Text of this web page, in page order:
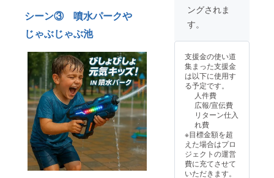
シーン③ 噴水パークや
じゃぶじゃぶ池
況、製
造工程
より出
荷時期
が遅れ
る場合
があり
ます。
ウォー
ターガ
ン一4丁
販売予
定価格
能性も
ござい
ます。
※デザイ
ン・仕
様は変
更にな
る可能
性もご
ざいま
す。ご
了承く
ださ
い。 ※
合） ●
量：
360ml ※
価格は
税込・
送料込
です。
※皆様の
ご支援
購入に
より量
産効率
が向上
した場
合、正
バッテ
間：連
で25～
30分 ●
材質：
ABS樹
脂 ●サ
イズ：
43×17.5
●重さ：
0.8kg（
水無し
の場
ングされま
す。
支援金の使い道
集まった支援金
は以下に使用す
る予定です。
人件費
広報/宣伝費
リターン仕入
れ費
※目標金額を超
えた場合はプロ
ジェクトの運営
費に充てさせて
いただきます。